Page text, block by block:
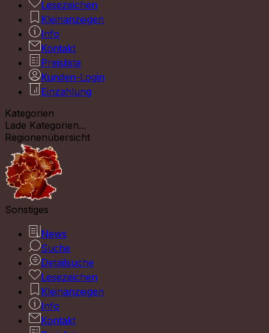
Lesezeichen
Kleinanzeigen
Info
Kontakt
Preisliste
Kunden-Login
Einzahlung
Kategorien
Lade Kategorien...
Regionenübersicht
Sonstiges
News
Suche
Detailsuche
Lesezeichen
Kleinanzeigen
Info
Kontakt